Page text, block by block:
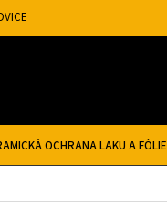
OCHRANA LAKU A FÓLIE